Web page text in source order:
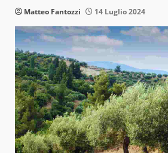
Matteo Fantozzi 14 Luglio 2024